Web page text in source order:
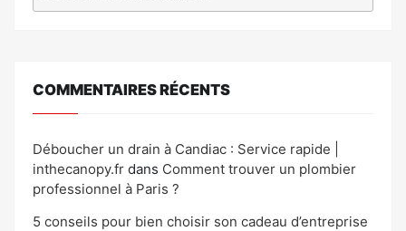
COMMENTAIRES RÉCENTS
Déboucher un drain à Candiac : Service rapide |
inthecanopy.fr dans Comment trouver un plombier
professionnel à Paris ?
5 conseils pour bien choisir son cadeau d’entreprise